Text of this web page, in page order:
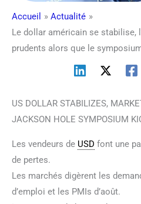
Accueil
Actualité
Le dollar américain se stabilise,
prudents alors que le
US DOLLAR STABILIZES,
JACKSON HOLE SYMPOSIUM
Les vendeurs de USD font une
de pertes.
Les marchés digèrent les
d’emploi et les PMIs d’août.